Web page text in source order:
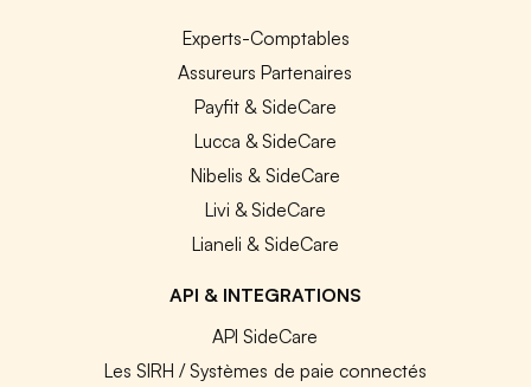
Experts-Comptables
Assureurs Partenaires
Payfit & SideCare
Lucca & SideCare
Nibelis & SideCare
Livi & SideCare
Lianeli & SideCare
API & INTEGRATIONS
API SideCare
Les SIRH / Systèmes de paie connectés